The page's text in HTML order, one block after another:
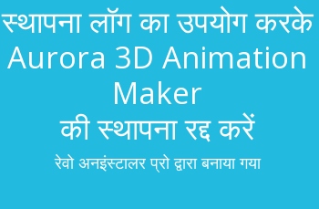
स्थापना लॉग का उपयोग करके
Aurora 3D Animation
Maker
की स्थापना रद्द करें
रेवो अनइंस्टालर प्रो द्वारा बनाया गया